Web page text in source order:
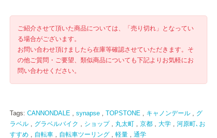
ご紹介させて頂いた商品については、「売り切れ」となってい
る場合がございます。
お問い合わせ頂けましたら在庫等確認させていただきます。そ
の他ご質問・ご要望、類似商品についても下記よりお気軽にお
問い合わせください。
Tags: CANNONDALE synapse TOPSTONE キャノンデール
グ
ラベル
グラベルバイク ショップ, 丸太町 京都 大学
河原町､お
すすめ
自転車 自転車ツーリング 軽量 通学